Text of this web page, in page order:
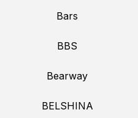
Bars
BBS
Bearway
BELSHINA